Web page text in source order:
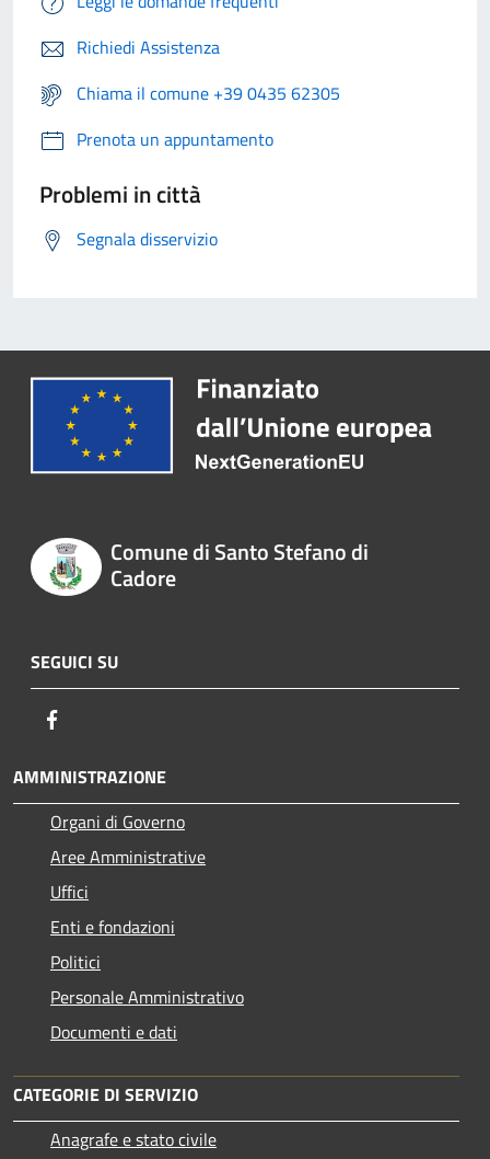
Richiedi Assistenza
Chiama il comune +39 0435 62305
Prenota un appuntamento
Problemi in città
Segnala disservizio
Comune di Santo Stefano di
Cadore
SEGUICI SU
AMMINISTRAZIONE
Organi di Governo
Aree Amministrative
Uffici
Enti e fondazioni
Politici
Personale Amministrativo
Documenti e dati
CATEGORIE DI SERVIZIO
Anagrafe e stato civile